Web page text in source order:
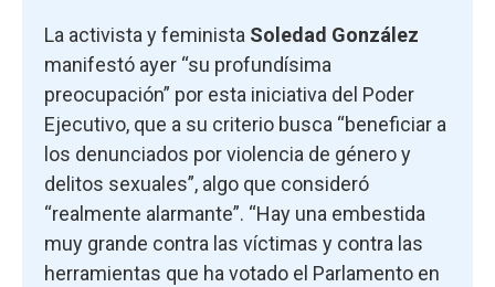
La activista y feminista Soledad González
manifestó ayer “su profundísima
preocupación” por esta iniciativa del Poder
Ejecutivo, que a su criterio busca “beneficiar a
los denunciados por violencia de género y
delitos sexuales”, algo que consideró
“realmente alarmante”. “Hay una embestida
muy grande contra las víctimas y contra las
herramientas que ha votado el Parlamento en